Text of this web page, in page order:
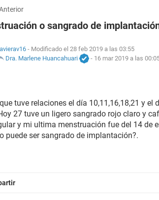
o sangrado de
- Modificado el 28 feb 2019 a las 03:55
Dra. Marlene Huancahuari
- 16 mar 2019 a las
tuve relaciones el día 10,11,16,18,21 y
27 tuve un ligero sangrado rojo claro y
y mi ultima menstruación fue del 14 de
puede ser sangrado de implantación?.